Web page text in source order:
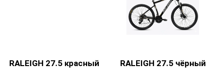
RALEIGH 27.5 красный RALEIGH 27.5 чёрный